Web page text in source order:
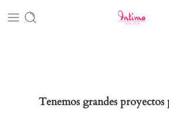
Tenemos grandes